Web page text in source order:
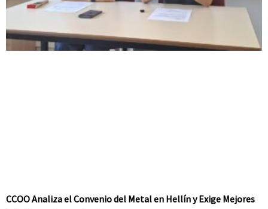
CCOO Analiza el Convenio del Metal en Hellín y Exige Mejores